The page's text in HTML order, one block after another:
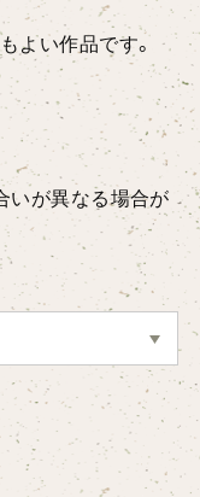
よい作品です。
いが異なる場合が